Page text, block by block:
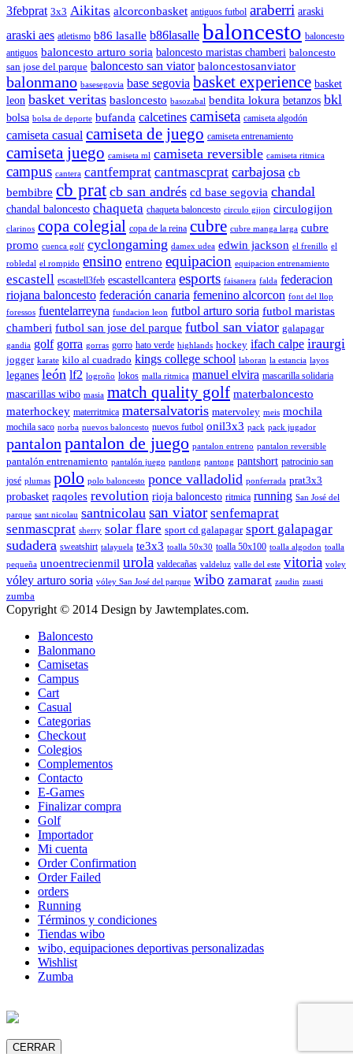
3febprat 3x3 Aikitas alcorconbasket antiguos futbol araberri araski
araski aes atletismo b86 lasalle b86lasalle baloncesto baloncesto
antiguos baloncesto arturo soria baloncesto maristas chamberi baloncesto
san jose del parque baloncesto san viator baloncestosanviator
balonmano basesegovia base segovia basket experience basket
leon basket veritas basloncesto basozabal bendita lokura betanzos bkl
bolsa bolsa de deporte bufanda calcetines camiseta camiseta algodón
camiseta casual camiseta de juego camiseta entrenamiento
camiseta juego camiseta ml camiseta reversible camiseta ritmica
campus cantera cantfemprat cantmascprat carbajosa cb
bembibre cb prat cb san andrés cd base segovia chandal
chandal baloncesto chaqueta chaqueta baloncesto circulo gijon circulogijon
clarinos copa colegial copa de la reina cubre cubre manga larga cubre
promo cuenca golf cyclongaming damex udea edwin jackson el frenillo el
robledal el rompido ensino entreno equipacion equipacion entrenamiento
escastell escastell3feb escastellcantera esports faisanera falda federacion
riojana baloncesto federación canaria femenino alcorcon font del llop
foressos fuentelarreyna fundacion leon futbol arturo soria futbol maristas
chamberi futbol san jose del parque futbol san viator galapagar
gandia golf gorra gorras gorro hato verde highlands hockey ifach calpe iraurgi
jogger karate kilo al cuadrado kings college school laboran la estancia layos
leganes león lf2 logroño lokos malla ritmica manuel elvira mascarilla solidaria
mascarillas wibo masia match quality golf materbaloncesto
materhockey materritmica matersalvatoris matervoley meis mochila
mochila saco norba nuevos baloncesto nuevos futbol onil3x3 pack pack jugador
pantalon pantalon de juego pantalon entreno pantalon reversible
pantalón entrenamiento pantalón juego pantlong pantong pantshort patrocinio san
josé plumas polo polo baloncesto ponce valladolid ponferrada prat3x3
probasket raqoles revolution rioja baloncesto ritmica running San José del
parque sant nicolau santnicolau san viator senfemaprat
senmascprat sherry solar flare sport cd galapagar sport galapagar
sudadera sweatshirt talayuela te3x3 toalla 50x30 toalla 50x100 toalla algodon toalla
pequeña unoentrecienmil urola valdecañas valdeluz valle del este vitoria voley
vóley arturo soria vóley San José del parque wibo zamarat zaudin zuasti
zumba
Copyright © 2014 Design by Jawtemplates.com.
Baloncesto
Balonmano
Camisetas
Campus
Cart
Casual
Categorias
Checkout
Colegios
Complementos
Contacto
E-Games
Finalizar compra
Golf
Importador
Mi cuenta
Order Confirmation
Order Failed
orders
Running
Términos y condiciones
Tiendas wibo
wibo, equipaciones deportivas personalizadas
Wishlist
Zumba
CERRAR